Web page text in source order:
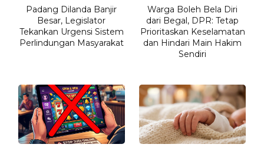
Padang Dilanda Banjir
Besar, Legislator
Tekankan Urgensi Sistem
Perlindungan Masyarakat
Warga Boleh Bela Diri
dari Begal, DPR: Tetap
Prioritaskan Keselamatan
dan Hindari Main Hakim
Sendiri